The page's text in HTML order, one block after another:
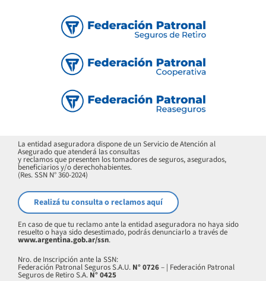
La entidad aseguradora dispone de un Servicio de Atención al
Asegurado que atenderá las consultas
y reclamos que presenten los tomadores de seguros, asegurados,
beneficiarios y/o derechohabientes.
(Res. SSN N° 360-2024)
Realizá tu consulta o reclamos aquí
En caso de que tu reclamo ante la entidad aseguradora no haya sido
resuelto o haya sido desestimado, podrás denunciarlo a través de
www.argentina.gob.ar/ssn.
Nro. de Inscripción ante la SSN:
Federación Patronal Seguros S.A.U. N° 0726– | Federación Patronal
Seguros de Retiro S.A. N° 0425